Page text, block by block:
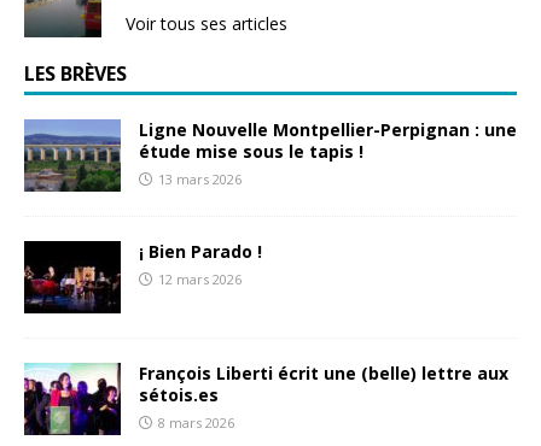
Voir tous ses articles
LES BRÈVES
Ligne Nouvelle Montpellier-Perpignan : une
étude mise sous le tapis !
13 mars 2026
¡ Bien Parado !
12 mars 2026
François Liberti écrit une (belle) lettre aux
sétois.es
8 mars 2026